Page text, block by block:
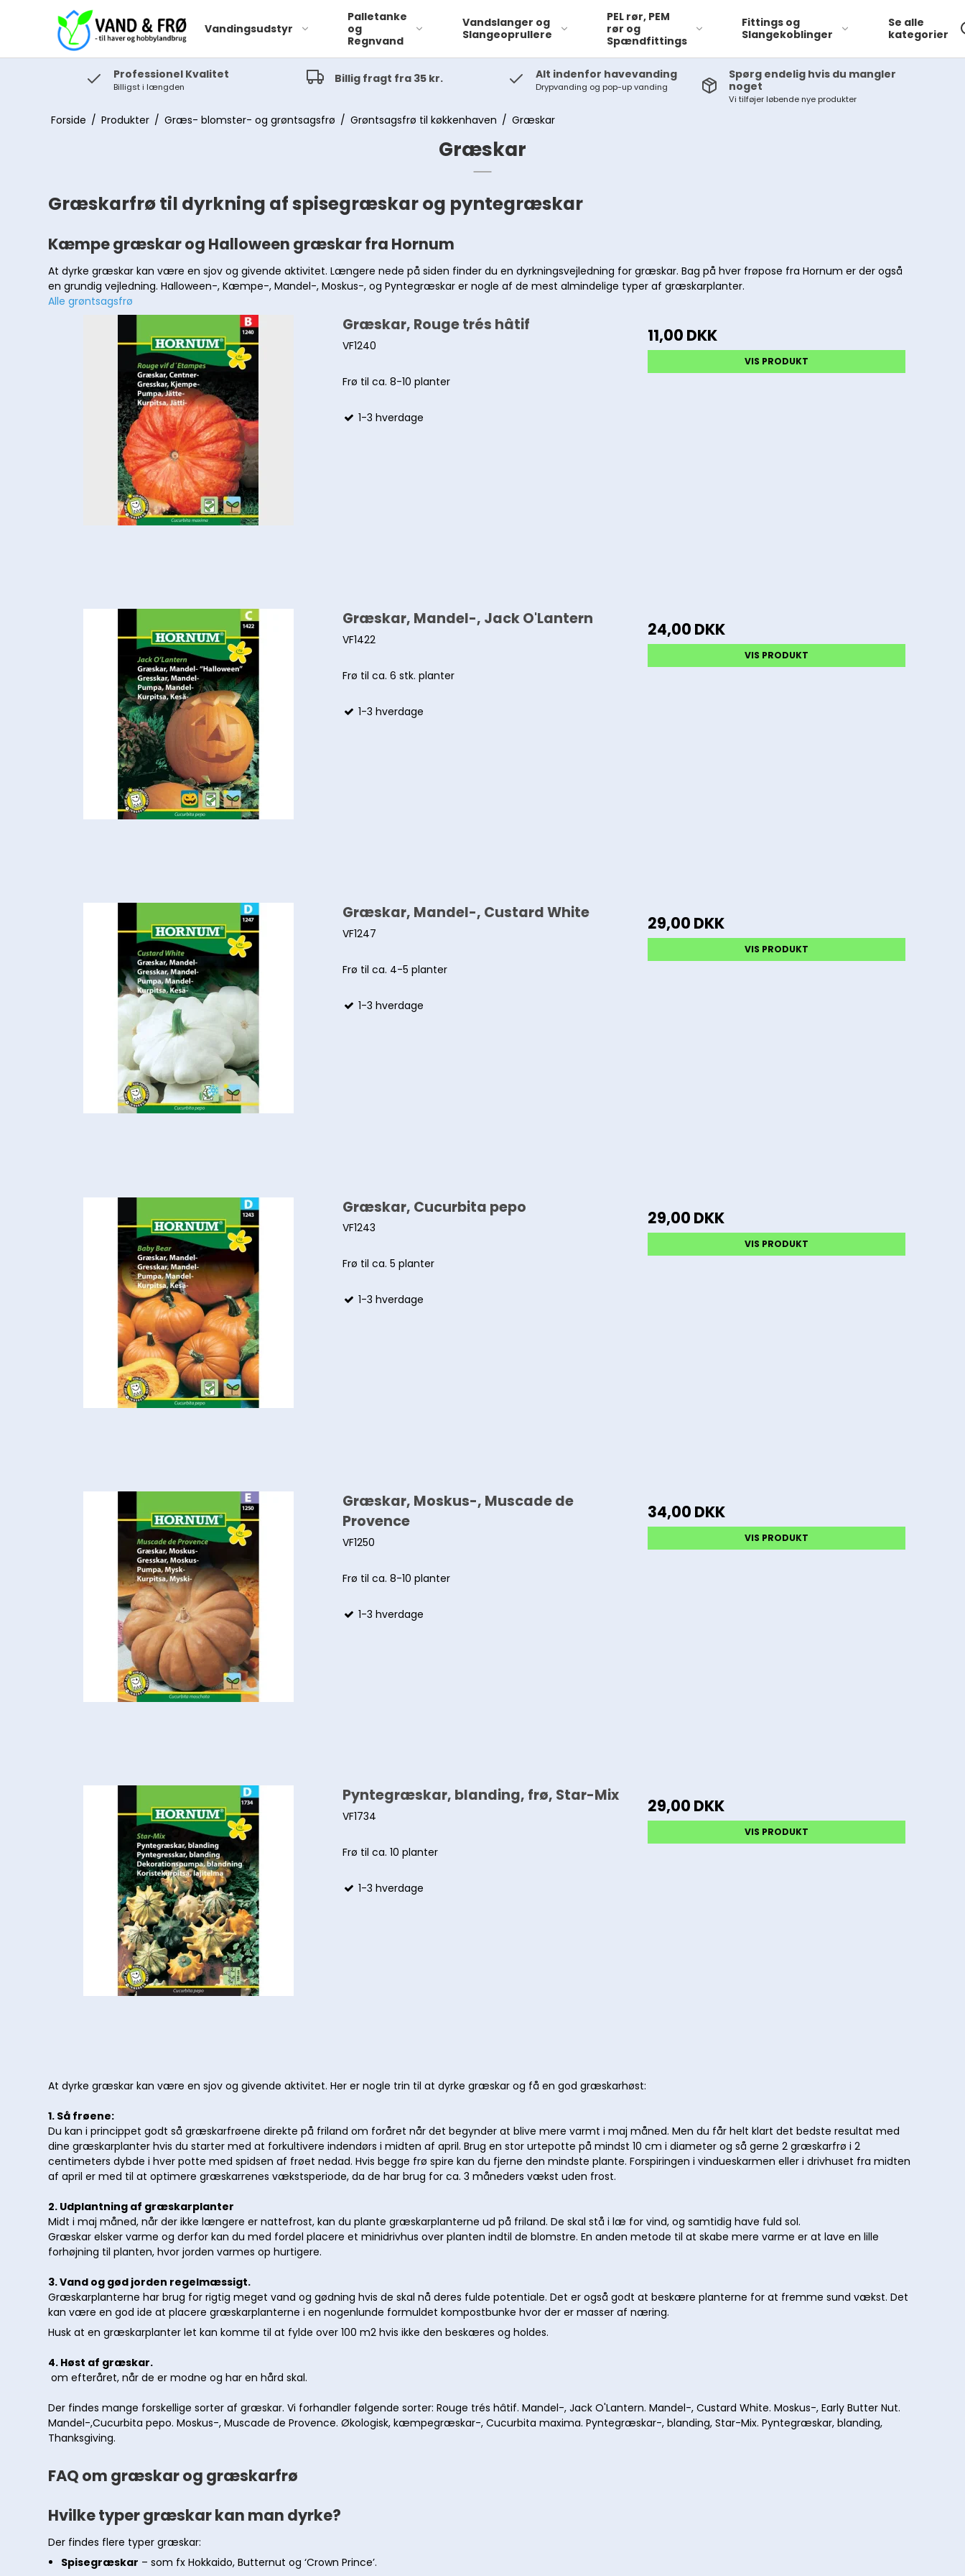
Vandingsudstyr
Husvandværk
Dykpumper
Jetpumper til
havevanding
Tilbehør til pumper
Palletanke
og
Regnvand
Vandslanger og
Slangeoprullere
PEL rør, PEM
rør og
Spændfittings
Fittings og
Slangekoblinger
Klokoblinger
Kuglehane
Plasthaner
Kontraventiler
Ventilboks
Skydeventil
Se alle
kategorier
Professionel Kvalitet
Billigst i længden
Billig fragt fra 35 kr. Alt indenfor havevanding
Drypvanding og pop-up vanding
Spørg endelig hvis du mangler
noget
Vi tilføjer løbende nye produkter
Forside / Produkter / Græs- blomster- og grøntsagsfrø / Grøntsagsfrø til køkkenhaven / Græskar
Græskar
Græskarfrø til dyrkning af spisegræskar og pyntegræskar
Kæmpe græskar og Halloween græskar fra Hornum
At dyrke græskar kan være en sjov og givende aktivitet. Længere nede på siden finder du en dyrkningsvejledning for græskar. Bag på hver frøpose fra Hornum er der også
en grundig vejledning. Halloween-, Kæmpe-, Mandel-, Moskus-, og Pyntegræskar er nogle af de mest almindelige typer af græskarplanter.
Alle grøntsagsfrø
Græskar, Rouge trés hâtif
VF1240
Frø til ca. 8-10 planter
1-3 hverdage
11,00 DKK
VIS PRODUKT
Græskar, Mandel-, Jack O'Lantern
VF1422
Frø til ca. 6 stk. planter
1-3 hverdage
24,00 DKK
VIS PRODUKT
Græskar, Mandel-, Custard White
VF1247
Frø til ca. 4-5 planter
1-3 hverdage
29,00 DKK
VIS PRODUKT
Græskar, Cucurbita pepo
VF1243
Frø til ca. 5 planter
1-3 hverdage
29,00 DKK
VIS PRODUKT
Græskar, Moskus-, Muscade de
Provence
VF1250
Frø til ca. 8-10 planter
1-3 hverdage
34,00 DKK
VIS PRODUKT
Pyntegræskar, blanding, frø, Star-Mix
VF1734
Frø til ca. 10 planter
1-3 hverdage
29,00 DKK
VIS PRODUKT
At dyrke græskar kan være en sjov og givende aktivitet. Her er nogle trin til at dyrke græskar og få en god græskarhøst:
1. Så frøene:
Du kan i princippet godt så græskarfrøene direkte på friland om foråret når det begynder at blive mere varmt i maj måned. Men du får helt klart det bedste resultat med
dine græskarplanter hvis du starter med at forkultivere indendørs i midten af april. Brug en stor urtepotte på mindst 10 cm i diameter og så gerne 2 græskarfrø i 2
centimeters dybde i hver potte med spidsen af frøet nedad. Hvis begge frø spire kan du fjerne den mindste plante. Forspiringen i vindueskarmen eller i drivhuset fra midten
af april er med til at optimere græskarrenes vækstsperiode, da de har brug for ca. 3 måneders vækst uden frost.
2. Udplantning af græskarplanter
Midt i maj måned, når der ikke længere er nattefrost, kan du plante græskarplanterne ud på friland. De skal stå i læ for vind, og samtidig have fuld sol.
Græskar elsker varme og derfor kan du med fordel placere et minidrivhus over planten indtil de blomstre. En anden metode til at skabe mere varme er at lave en lille
forhøjning til planten, hvor jorden varmes op hurtigere.
3. Vand og gød jorden regelmæssigt.
Græskarplanterne har brug for rigtig meget vand og gødning hvis de skal nå deres fulde potentiale. Det er også godt at beskære planterne for at fremme sund vækst. Det
kan være en god ide at placere græskarplanterne i en nogenlunde formuldet kompostbunke hvor der er masser af næring.
Husk at en græskarplanter let kan komme til at fylde over 100 m2 hvis ikke den beskæres og holdes.
4. Høst af græskar.
om efteråret, når de er modne og har en hård skal.
Der findes mange forskellige sorter af græskar. Vi forhandler følgende sorter: Rouge trés hâtif. Mandel-, Jack O'Lantern. Mandel-, Custard White. Moskus-, Early Butter Nut.
Mandel-,Cucurbita pepo. Moskus-, Muscade de Provence. Økologisk, kæmpegræskar-, Cucurbita maxima. Pyntegræskar-, blanding, Star-Mix. Pyntegræskar, blanding,
Thanksgiving.
FAQ om græskar og græskarfrø
Hvilke typer græskar kan man dyrke?
Der findes flere typer græskar:
Spisegræskar – som fx Hokkaido, Butternut og ‘Crown Prince’.